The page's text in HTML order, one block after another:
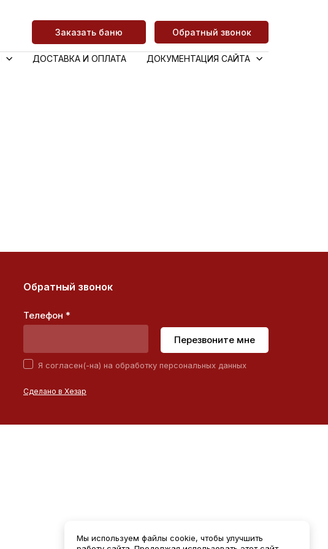
Заказать баню Обратный звонок
ДОСТАВКА И ОПЛАТА ДОКУМЕНТАЦИЯ САЙТА
Обратный звонок
Телефон *
Перезвоните мне
Я согласен(-на) на обработку персональных данных
Сделано в Хезар
Мы используем файлы cookie, чтобы улучшить